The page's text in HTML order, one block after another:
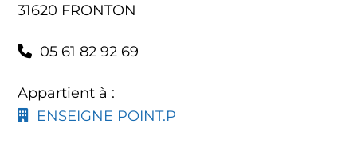
31620 FRONTON
05 61 82 92 69
Appartient à :
ENSEIGNE POINT.P